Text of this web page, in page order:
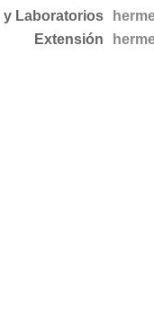
y Laboratorios
Extensión